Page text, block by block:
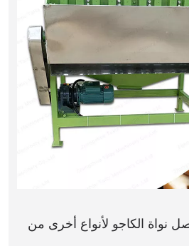
نواة الكاجو لأنواع أخرى من